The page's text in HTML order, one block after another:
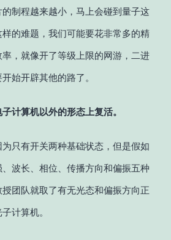
制程越来越小，马上会碰到量子这
的难题，我们可能要花非常多的精
，就像开了等级上限的⽹游，二进
始开辟其他的路了。
计算机以外的形态上复活。
只有开关两种基础状态，但是假如
波长、相位、传播方向和偏振五种
团队就取了有无光态和偏振方向正
计算机。